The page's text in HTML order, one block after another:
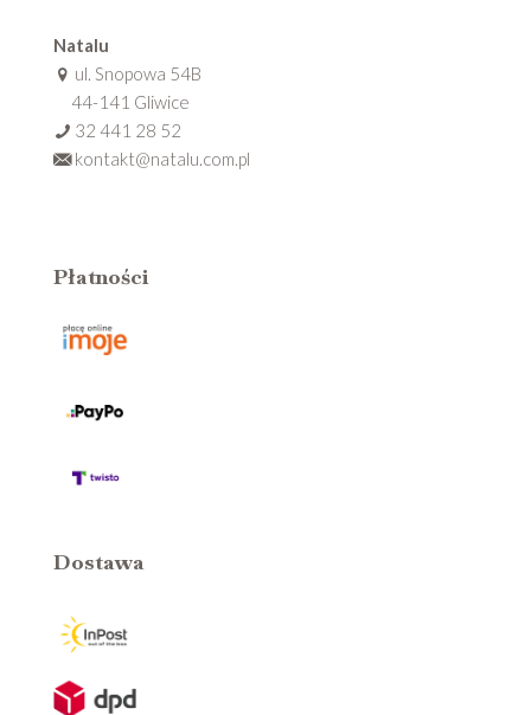
Natalu
ul. Snopowa 54B
44-141 Gliwice
32 441 28 52
kontakt@natalu.com.pl
Płatności
Dostawa